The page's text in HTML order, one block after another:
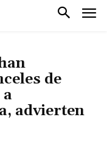
de
advierten